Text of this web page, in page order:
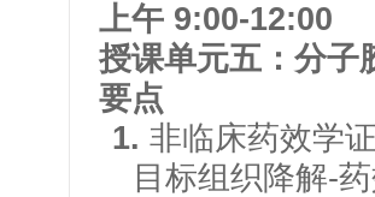
上午 9:00-12:00
授课单元五：分子
要点
1.非临床药效学
目标组织降解-